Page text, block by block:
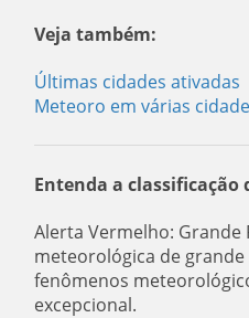
Veja também:
Últimas cidades ativadas
Meteoro em várias
Entenda a classificação
Alerta Vermelho: Grande
meteorológica de
fenômenos
excepcional.